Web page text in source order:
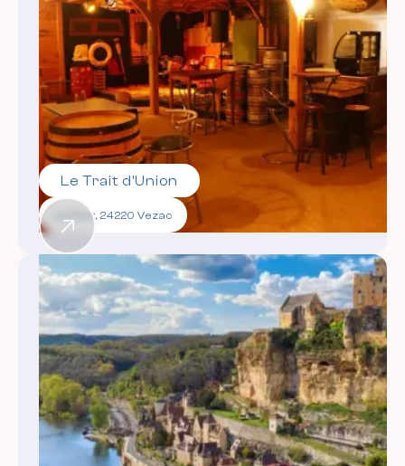
Le Trait d'Union
Le Port, 24220 Vezac